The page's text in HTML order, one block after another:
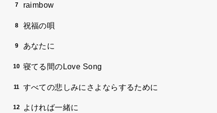
raimbow
祝福の唄
あなたに
寝てる間のLove Song
すべての悲しみにさよならするために
よければ一緒に